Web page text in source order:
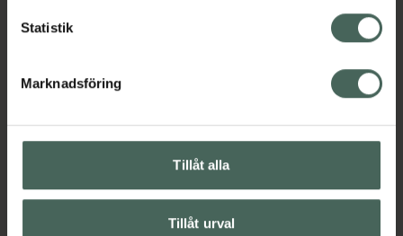
Statistik
Marknadsföring
Tillåt alla
Tillåt urval
datorn. Oavsett vem du är så är det vårt uppdrag att
hjälpa just dig att må lite bättre. Välkommen att prata
Handla tryggt
Leverans, betalning och retur